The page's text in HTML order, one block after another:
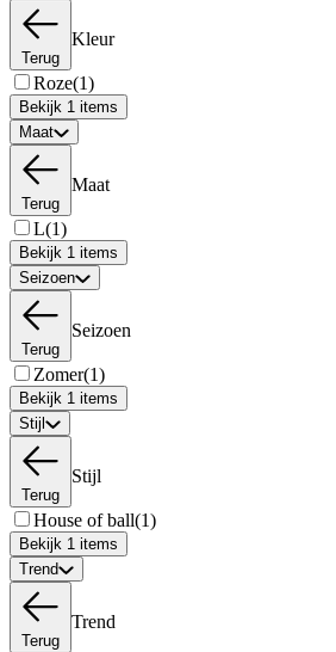
Terug
Kleur
Roze(1)
Bekijk 1 items
Maat
Terug
Maat
L(1)
Bekijk 1 items
Seizoen
Terug
Seizoen
Zomer(1)
Bekijk 1 items
Stijl
Terug
Stijl
House of ball(1)
Bekijk 1 items
Trend
Terug
Trend